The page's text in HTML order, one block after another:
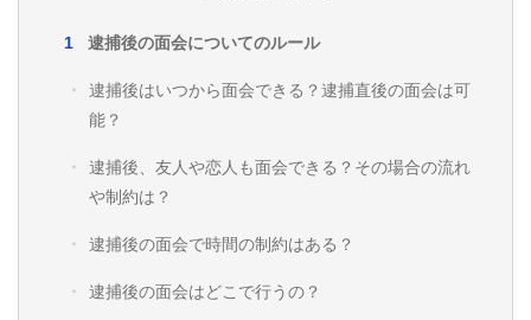
逮捕後の面会についてのルール
逮捕後はいつから面会できる？逮捕直後の面会は可
能？
逮捕後、友人や恋人も面会できる？その場合の流れ
や制約は？
逮捕後の面会で時間の制約はある？
逮捕後の面会はどこで行うの？